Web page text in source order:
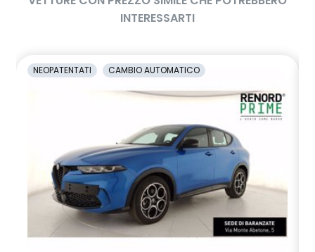
retrovisori esterni in tinta tetto
sellerie con rivestimento in misto tessuto e TEP ed elementi
sistema di controllo della pressione pneumatici indiretto
sistema di frenata d'emergenza attiva con riconoscimento
pedoni, ciclisti e incroci
sistema di rilevamento stato di vigilanza del conducente
INTERESSARTI
NEOPATENTATI CAMBIO AUTOMATICO